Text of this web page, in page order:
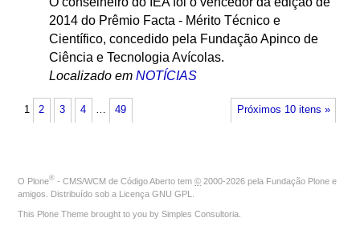
2014 do Prêmio Facta - Mérito Técnico e
Científico, concedido pela Fundação Apinco de
Ciência e Tecnologia Avícolas.
Localizado em NOTÍCIAS
Próximos 10 itens »
1 2 3 4 … 49
O Plone® - CMS/WCM de Código Aberto tem © 2000-2026 pela Fundação Plone e
amigos. Distribuído sob a Licença GNU GPL
This Plone Theme brought to you by Simples Consultoria